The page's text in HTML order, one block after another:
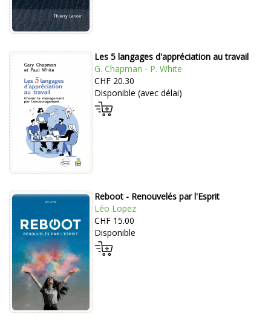
Les 5 langages d'appréciation au travail
G. Chapman - P. White
CHF 20.30
Disponible (avec délai)
Reboot - Renouvelés par l'Esprit
Léo Lopez
CHF 15.00
Disponible